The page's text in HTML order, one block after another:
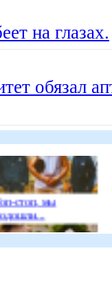
на глазах.
обязал
стоп, мы